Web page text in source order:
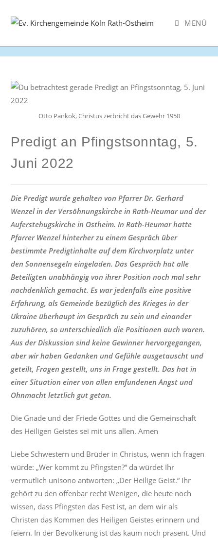
Inhalt
MENÜ
Otto Pankok, Christus zerbricht das Gewehr 1950
Predigt an Pfingstsonntag, 5.
Juni 2022
Die Predigt wurde gehalten von Pfarrer Dr. Gerhard
Wenzel in der Versöhnungskirche in Rath-Heumar und der
Auferstehugskirche in Ostheim. In Rath-Heumar hatte
Pfarrer Wenzel hinterher zu einem Gespräch über
bestimmte Predigtinhalte auf dem Kirchvorplatz unter
den Sonnensegeln eingeladen. Das Gespräch hat alle
Beteiligten unabhängig von ihrer Position noch mal sehr
nachdenklich gemacht. Es war jedenfalls eine positive
Erfahrung, als Gemeinde bezüglich des Krieges in der
Ukraine überhaupt im Gespräch zu sein und einander
zuzuhören, so unterschiedlich die Positionen auch waren.
Aus der Diskussion sind keine Gewinner hervorgegangen,
aber wir haben Gedanken und Gefühle ausgetauscht und
geteilt, Fragen gestellt, uns in Frage gestellt. Das hat in
einer Situation einer von allen emfundenen Angst und
Ohnmacht letztlich gut getan.
Die Gnade und der Friede Gottes und die Gemeinschaft
des Heiligen Geistes sei mit uns allen. Amen
Liebe Schwestern und Brüder in Christus, wenn ich fragen
würde: „Wer kommt zu Pfingsten?“ da würdet Ihr
vermutlich unisono antworten: „Der Heilige Geist.“ Ihr
gehört zu den offenbar recht Wenigen, die heute noch
wissen, dass Pfingsten das Fest ist, an dem wir als
Christen das Kommen des Heiligen Geistes erinnern und
feiern. In der Bevölkerung ist das kaum noch präsent. Und